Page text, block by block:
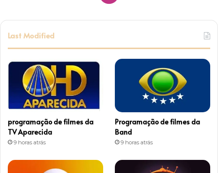
t
r
a
Last Modified
programação de filmes da
TV Aparecida
9 horas atrás
Programação de filmes da
Band
9 horas atrás